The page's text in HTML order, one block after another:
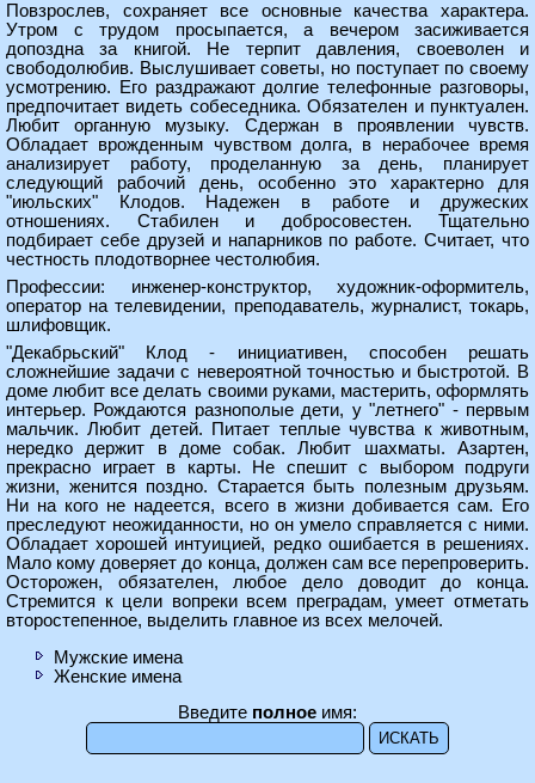
Повзрослев, сохраняет все основные качества характера.
Утром с трудом просыпается, а вечером засиживается
допоздна за книгой. Не терпит давления, своеволен и
свободолюбив. Выслушивает советы, но поступает по своему
усмотрению. Его раздражают долгие телефонные разговоры,
предпочитает видеть собеседника. Обязателен и пунктуален.
Любит органную музыку. Сдержан в проявлении чувств.
Обладает врожденным чувством долга, в нерабочее время
анализирует работу, проделанную за день, планирует
следующий рабочий день, особенно это характерно для
"июльских" Клодов. Надежен в работе и дружеских
отношениях. Стабилен и добросовестен. Тщательно
подбирает себе друзей и напарников по работе. Считает, что
честность плодотворнее честолюбия.
Профессии: инженер-конструктор, художник-оформитель,
оператор на телевидении, преподаватель, журналист, токарь,
шлифовщик.
"Декабрьский" Клод - инициативен, способен решать
сложнейшие задачи с невероятной точностью и быстротой. В
доме любит все делать своими руками, мастерить, оформлять
интерьер. Рождаются разнополые дети, у "летнего" - первым
мальчик. Любит детей. Питает теплые чувства к животным,
нередко держит в доме собак. Любит шахматы. Азартен,
прекрасно играет в карты. Не спешит с выбором подруги
жизни, женится поздно. Старается быть полезным друзьям.
Ни на кого не надеется, всего в жизни добивается сам. Его
преследуют неожиданности, но он умело справляется с ними.
Обладает хорошей интуицией, редко ошибается в решениях.
Мало кому доверяет до конца, должен сам все перепроверить.
Осторожен, обязателен, любое дело доводит до конца.
Стремится к цели вопреки всем преградам, умеет отметать
второстепенное, выделить главное из всех мелочей.
Мужские имена
Женские имена
Введите полное имя: